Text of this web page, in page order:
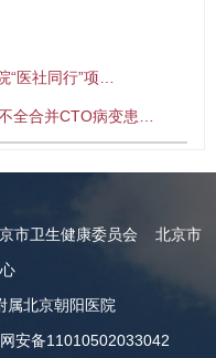
“医社同行”项…
全合并CTO病变患…
市卫生健康委员会
北京市
属北京朝阳医院
安备11010502033042